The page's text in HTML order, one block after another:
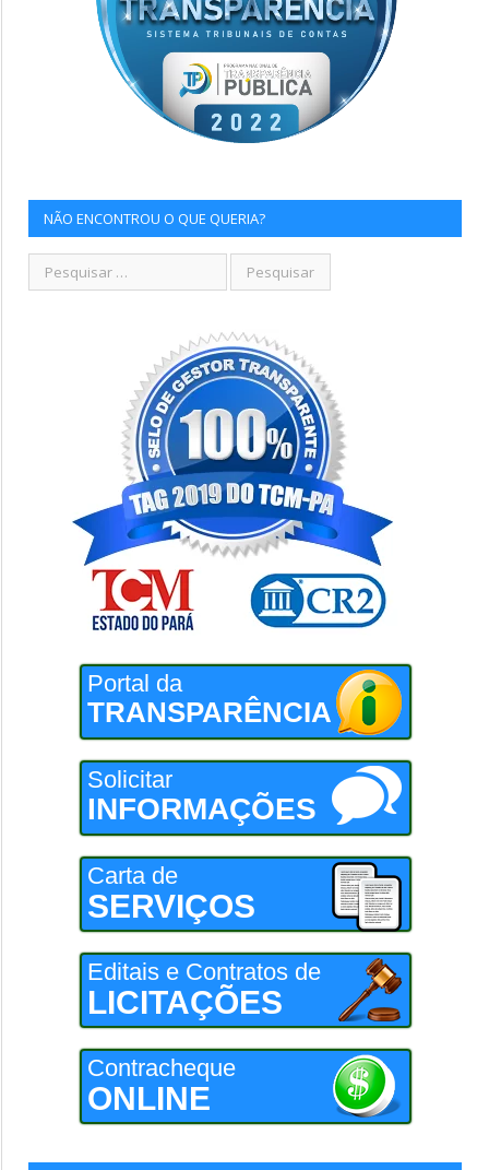
NÃO ENCONTROU O QUE QUERIA?
Portal da
TRANSPARÊNCIA
Solicitar
INFORMAÇÕES
Carta de
SERVIÇOS
Editais e Contratos de
LICITAÇÕES
Contracheque
ONLINE